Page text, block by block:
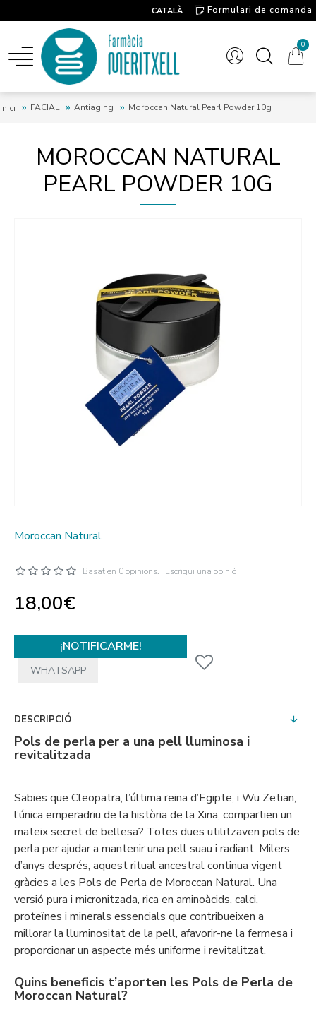
CATALÀ
Formulari de comanda
0
Inici FACIAL Antiaging Moroccan Natural Pearl Powder 10g
MOROCCAN NATURAL
PEARL POWDER 10G
Moroccan Natural
Basat en 0 opinions. Escrigui una opinió
18,00€
¡NOTIFICARME!
WHATSAPP
DESCRIPCIÓ
Pols de perla per a una pell lluminosa i
revitalitzada
Sabies que Cleopatra, l’última reina d’Egipte, i Wu Zetian,
l’única emperadriu de la història de la Xina, compartien un
mateix secret de bellesa? Totes dues utilitzaven pols de
perla per ajudar a mantenir una pell suau i radiant. Milers
d’anys després, aquest ritual ancestral continua vigent
gràcies a les Pols de Perla de Moroccan Natural. Una
versió pura i micronitzada, rica en aminoàcids, calci,
proteïnes i minerals essencials que contribueixen a
millorar la lluminositat de la pell, afavorir-ne la fermesa i
proporcionar un aspecte més uniforme i revitalitzat.
Quins beneficis t’aporten les Pols de Perla de
Moroccan Natural?